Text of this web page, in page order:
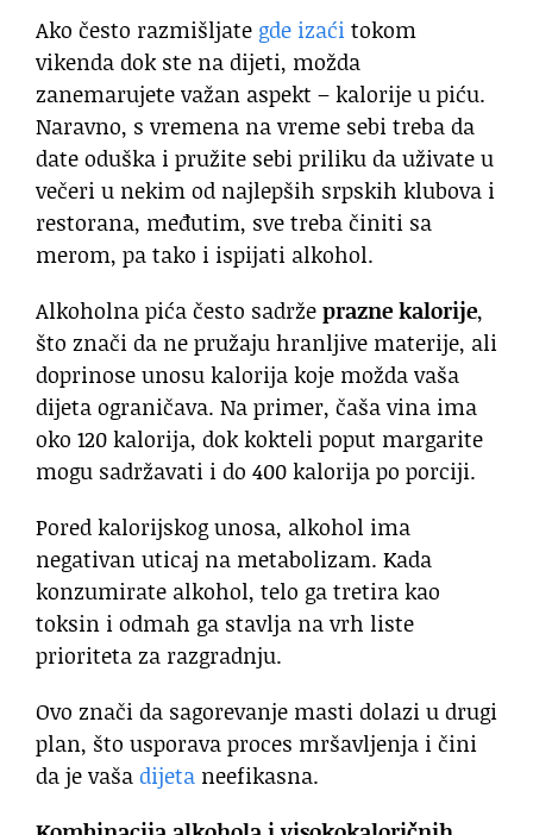
Ako često razmišljate gde izaćitokom
vikenda dok ste na dijeti, možda
zanemarujete važan aspekt – kalorije u piću.
Naravno, s vremena na vreme sebi treba da
date oduška i pružite sebi priliku da uživate u
večeri u nekim od najlepših srpskih klubova i
restorana, međutim, sve treba činiti sa
merom, pa tako i ispijati alkohol.
Alkoholna pića često sadržeprazne kalorije,
što znači da ne pružaju hranljive materije, ali
doprinose unosu kalorija koje možda vaša
dijeta ograničava. Na primer, čaša vina ima
oko 120 kalorija, dok kokteli poput margarite
mogu sadržavati i do 400 kalorija po porciji.
Pored kalorijskog unosa, alkohol ima
negativan uticaj na metabolizam. Kada
konzumirate alkohol, telo ga tretira kao
toksin i odmah ga stavlja na vrh liste
prioriteta za razgradnju.
Ovo znači da sagorevanje masti dolazi u drugi
plan, što usporava proces mršavljenja i čini
da je vašadijeta neefikasna.